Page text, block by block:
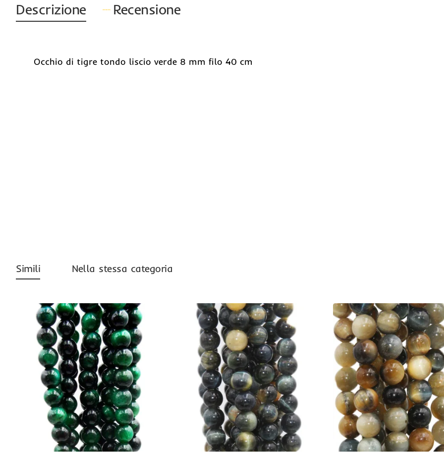
Descrizione Recensione
Occhio di tigre tondo liscio verde 8 mm filo 40 cm
Simili Nella stessa categoria